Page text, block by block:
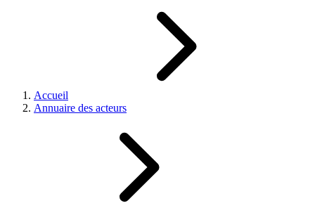
Accueil
Annuaire des acteurs